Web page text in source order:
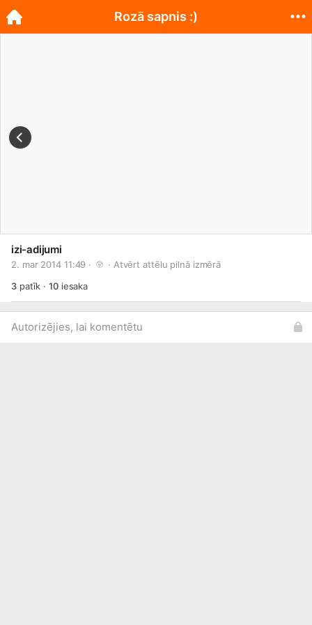
izi-adijumi
2. mar 2014 11:49 · · Atvērt attēlu pilnā izmērā
3patīk ·10iesaka
Autorizējies, lai komentētu
Rozā sapnis :)